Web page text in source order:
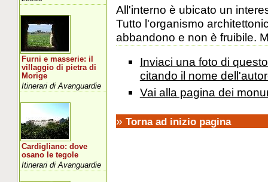
All'interno è ubicato un
Tutto l'organismo
abbandono e non è fruibile.
Inviaci una foto di
citando il nome
Vai alla pagina dei
» Torna ad inizio pagina
Furni e masserie: il
villaggio di pietra di
Morige
Itinerari di Avanguardie
Cardigliano: dove
osano le tegole
Itinerari di Avanguardie